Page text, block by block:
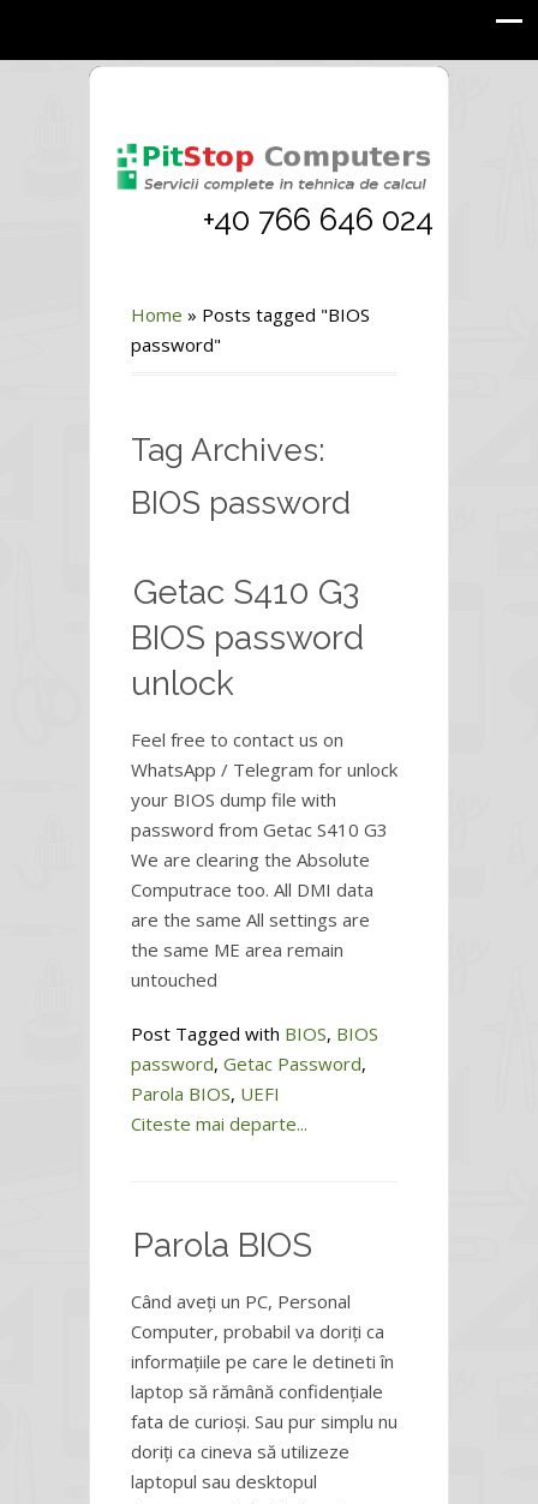
+40 766 646 024
Home » Posts tagged "BIOS
password"
Tag Archives:
BIOS password
Getac S410 G3
BIOS password
unlock
Feel free to contact us on
WhatsApp / Telegram for unlock
your BIOS dump file with
password from Getac S410 G3
We are clearing the Absolute
Computrace too. All DMI data
are the same All settings are
the same ME area remain
untouched
Post Tagged with BIOS, BIOS
password, Getac Password,
Parola BIOS, UEFI
Citeste mai departe...
Parola BIOS
Când aveți un PC, Personal
Computer, probabil va doriți ca
informațiile pe care le detineti în
laptop să rămână confidențiale
fata de curioși. Sau pur simplu nu
doriți ca cineva să utilizeze
laptopul sau desktopul